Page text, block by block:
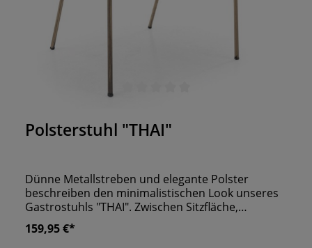
Polsterstuhl "THAI"
Dünne Metallstreben und elegante Polster
beschreiben den minimalistischen Look unseres
Gastrostuhls "THAI". Zwischen Sitzfläche,
Armlehne und Rückenbereich hat der Designer
Platz gelassen, um für Freiheit zu sorgen.
159,95 €*